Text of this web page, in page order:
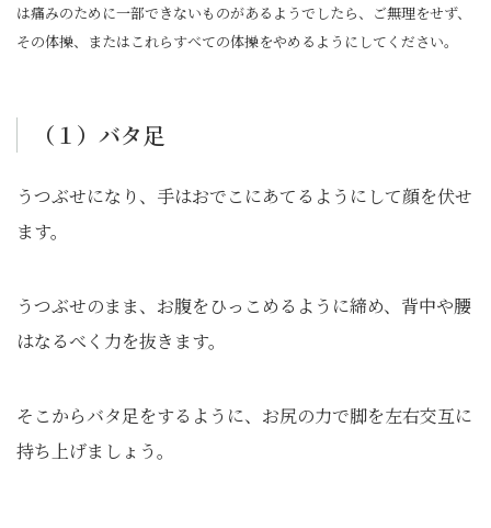
は痛みのために一部できないものがあるようでしたら、ご無理をせず、
その体操、またはこれらすべての体操をやめるようにしてください。
（１）バタ足
うつぶせになり、手はおでこにあてるようにして顔を伏せ
ます。
うつぶせのまま、お腹をひっこめるように締め、背中や腰
はなるべく力を抜きます。
そこからバタ足をするように、お尻の力で脚を左右交互に
持ち上げましょう。